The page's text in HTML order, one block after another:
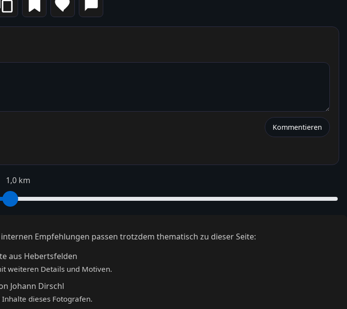
Kommentieren
1,0 km
Empfehlungen passen trotzdem thematisch zu dieser Seite:
aus Hebertsfelden
weiteren Details und Motiven.
Johann Dirschl
dieses Fotografen.